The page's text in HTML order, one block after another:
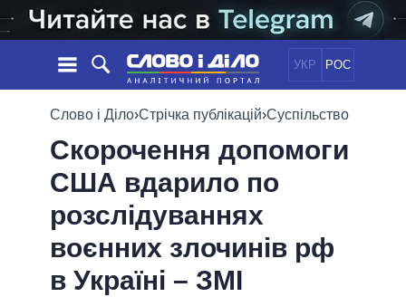
УКР РОС
НОВИНИ
СТРІЧКА
ПОДІЇ
СТАТТІ
ОГЛЯДИ
ДАЙДЖЕСТИ
ПОЛІТИКА
ЕКОНОМІКА
СУСПІЛЬСТВО
ОБIЦЯНКИ
ПОЛIТИКИ
УСІ ПОЛІТИКИ
ПРЕЗИДЕНТ І ОФІС
ВЕРХОВНА РАДА
ІНФОГРАФІКА
ВІДЕО
Слово і Діло›Стрічка публікацій›Суспільство
Скорочення допомоги
США вдарило по
розслідуваннях
воєнних злочинів рф
в Україні – ЗМІ